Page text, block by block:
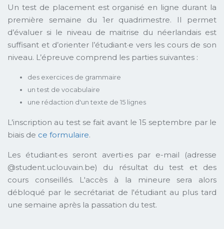
Un test de placement est organisé en ligne durant la
première semaine du 1er quadrimestre. Il permet
d’évaluer si le niveau de maitrise du néerlandais est
suffisant et d’orienter l’étudiant·e vers les cours de son
niveau. L’épreuve comprend les parties suivantes :
des exercices de grammaire
un test de vocabulaire
une rédaction d'un texte de 15 lignes
L’inscription au test se fait avant le 15 septembre par le
biais de ce formulaire.
Les étudiant·es seront averti·es par e-mail (adresse
@student.uclouvain.be) du résultat du test et des
cours conseillés. L'accès à la mineure sera alors
débloqué par le secrétariat de l'étudiant au plus tard
une semaine après la passation du test.